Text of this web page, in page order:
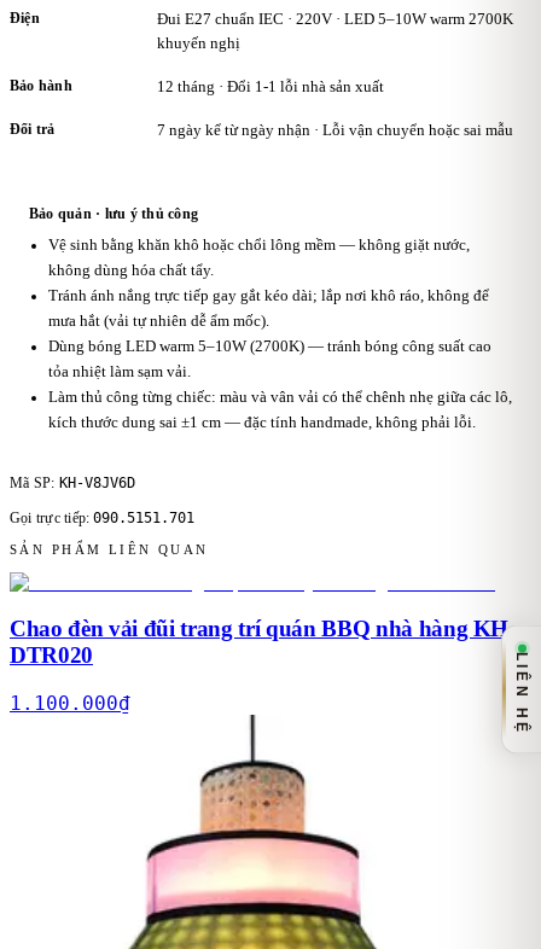
Điện
Đui E27 chuẩn IEC · 220V · LED 5–10W warm 2700K
khuyến nghị
Bảo hành 12 tháng · Đổi 1-1 lỗi nhà sản xuất
Đổi trả 7 ngày kể từ ngày nhận · Lỗi vận chuyển hoặc sai mẫu
Bảo quản · lưu ý thủ công
Vệ sinh bằng khăn khô hoặc chổi lông mềm — không giặt nước,
không dùng hóa chất tẩy.
Tránh ánh nắng trực tiếp gay gắt kéo dài; lắp nơi khô ráo, không để
mưa hắt (vải tự nhiên dễ ẩm mốc).
Dùng bóng LED warm 5–10W (2700K) — tránh bóng công suất cao
tỏa nhiệt làm sạm vải.
Làm thủ công từng chiếc: màu và vân vải có thể chênh nhẹ giữa các lô,
kích thước dung sai ±1 cm — đặc tính handmade, không phải lỗi.
Mã SP: KH-V8JV6D
Gọi trực tiếp:090.5151.701
SẢN PHẨM LIÊN QUAN
Chao đèn vải đũi trang trí quán BBQ nhà hàng KH-
DTR020
1.100.000₫ LIÊN HỆ